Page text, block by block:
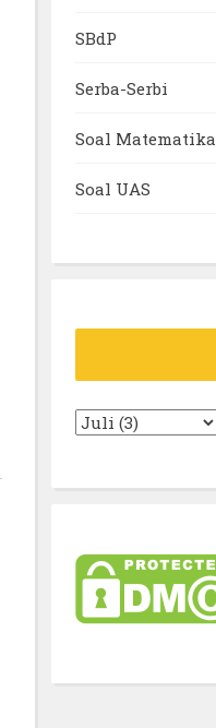
SBdP
Serba-Serbi
Soal Matematika
Soal UAS